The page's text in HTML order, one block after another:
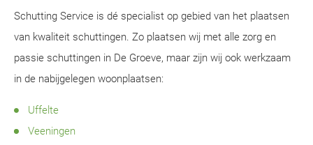
Schutting Service is dé specialist op gebied van het plaatsen
van kwaliteit schuttingen. Zo plaatsen wij met alle zorg en
passie schuttingen in De Groeve, maar zijn wij ook werkzaam
in de nabijgelegen woonplaatsen:
Uffelte
Veeningen